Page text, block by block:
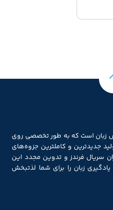
زبان است که به طور تخصصی روی
جدیدترین و کاملترین جزوه‌های
سریال فرندز و تدوین مجدد این
زبان را برای شما لذتبخش